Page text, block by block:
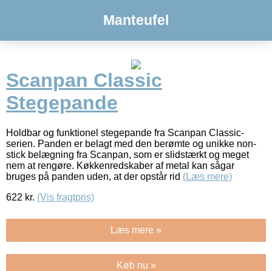
Manteufel
Scanpan Classic
Stegepande
Holdbar og funktionel stegepande fra Scanpan Classic-
serien. Panden er belagt med den berømte og unikke non-
stick belægning fra Scanpan, som er slidstærkt og meget
nem at rengøre. Køkkenredskaber af metal kan sågar
bruges på panden uden, at der opstår rid (Læs mere)
622 kr. (Vis fragtpris)
Læs mere »
Køb nu »